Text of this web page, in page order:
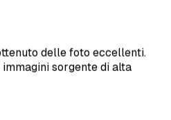
realistiche, mi hanno
su Bumble. Non tutte sono
la pena.